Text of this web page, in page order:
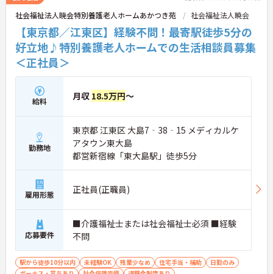
社会福祉法人暁会特別養護老人ホームあかつき苑 社会福祉法人暁会
【東京都／江東区】経験不問！最寄駅徒歩5分の
好立地♪特別養護老人ホームでの生活相談員募集
＜正社員＞
給料 月収 18.5万円～
勤務地
東京都 江東区 大島7‐38‐15 メディカルケ
アタウン東大島
都営新宿線「東大島駅」徒歩5分
雇用形態 正社員(正職員)
応募要件
■介護福祉士または社会福祉士必須 ■経験
不問
駅から徒歩10分以内 未経験OK 残業少なめ 住宅手当・補助
日勤のみ